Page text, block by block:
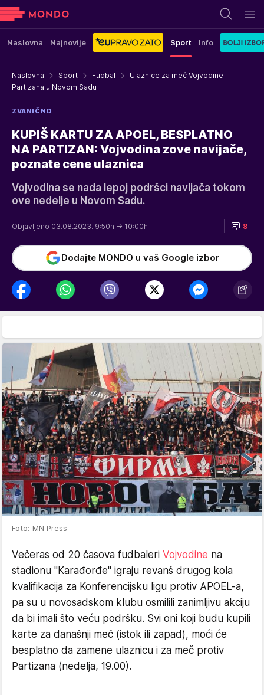
Naslovna Najnovije Sport Info
Naslovna Sport Fudbal
Ulaznice za meč Vojvodine i
Partizana u Novom Sadu
ZVANIČNO
KUPIŠ KARTU ZA APOEL, BESPLATNO
NA PARTIZAN: Vojvodina zove navijače,
poznate cene ulaznica
Vojvodina se nada lepoj podršci navijača tokom
ove nedelje u Novom Sadu.
Objavljeno 03.08.2023. 9:50h → 10:00h 8
Dodajte MONDO u vaš Google izbor
Foto: MN Press
Večeras od 20 časova fudbaleri Vojvodine na
stadionu "Karađorđe" igraju revanš drugog kola
kvalifikacija za Konferencijsku ligu protiv APOEL-a,
pa su u novosadskom klubu osmilili zanimljivu akciju
da bi imali što veću podršku. Svi oni koji budu kupili
karte za današnji meč (istok ili zapad), moći će
besplatno da zamene ulaznicu i za meč protiv
Partizana (nedelja, 19.00).